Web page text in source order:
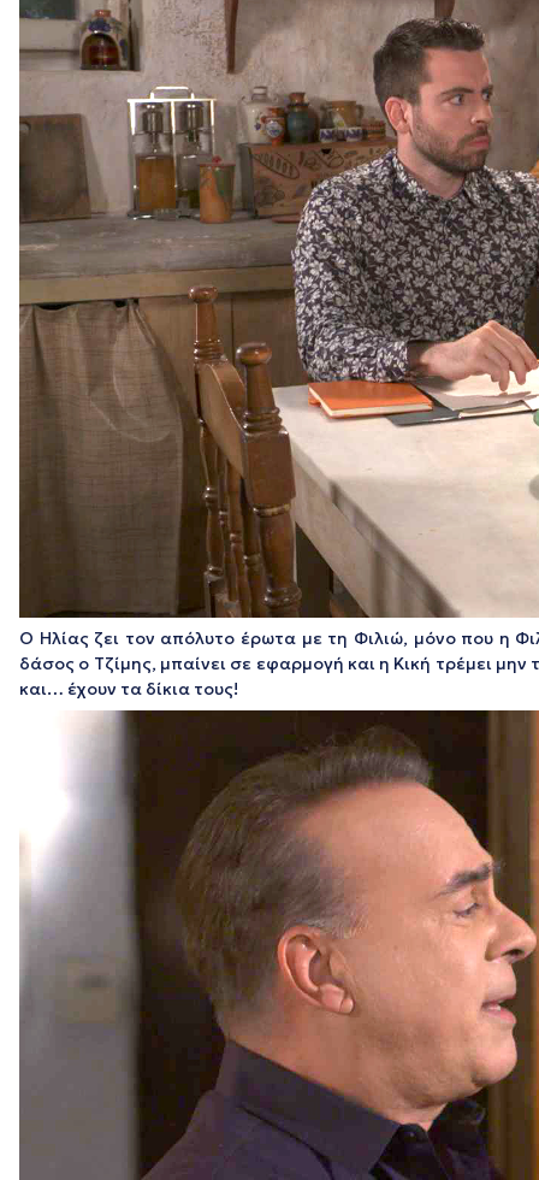
Ο Ηλίας ζει τον απόλυτο έρωτα με τη Φιλιώ, μόνο που η
δάσος ο Τζίμης, μπαίνει σε εφαρμογή και η Κική τρέμει
και… έχουν τα δίκια τους!